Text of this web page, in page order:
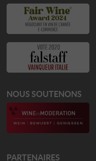
NOUS SOUTENONS
PARTENAIRES